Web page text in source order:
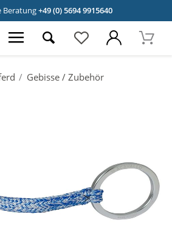
Beratung+49 (0) 5694 9915640
Gebisse / Zubehör